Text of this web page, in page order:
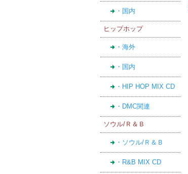
・国内
ヒップホップ
・海外
・国内
・HIP HOP MIX CD
・DMC関連
ソウル/Ｒ＆Ｂ
・ソウル/Ｒ＆Ｂ
・R&B MIX CD